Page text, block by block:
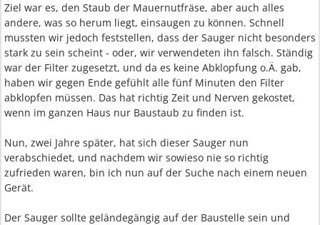
Ziel war es, den Staub der Mauernutfräse, aber auch alles
andere, was so herum liegt, einsaugen zu können. Schnell
mussten wir jedoch feststellen, dass der Sauger nicht besonders
stark zu sein scheint - oder, wir verwendeten ihn falsch. Ständig
war der Filter zugesetzt, und da es keine Abklopfung o.Ä. gab,
haben wir gegen Ende gefühlt alle fünf Minuten den Filter
abklopfen müssen. Das hat richtig Zeit und Nerven gekostet,
wenn im ganzen Haus nur Baustaub zu finden ist.
Nun, zwei Jahre später, hat sich dieser Sauger nun
verabschiedet, und nachdem wir sowieso nie so richtig
zufrieden waren, bin ich nun auf der Suche nach einem neuen
Gerät.
Der Sauger sollte geländegängig auf der Baustelle sein und